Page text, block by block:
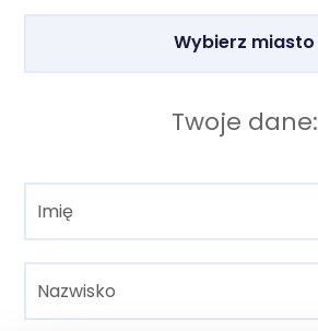
Wybierz miasto
Twoje dane: